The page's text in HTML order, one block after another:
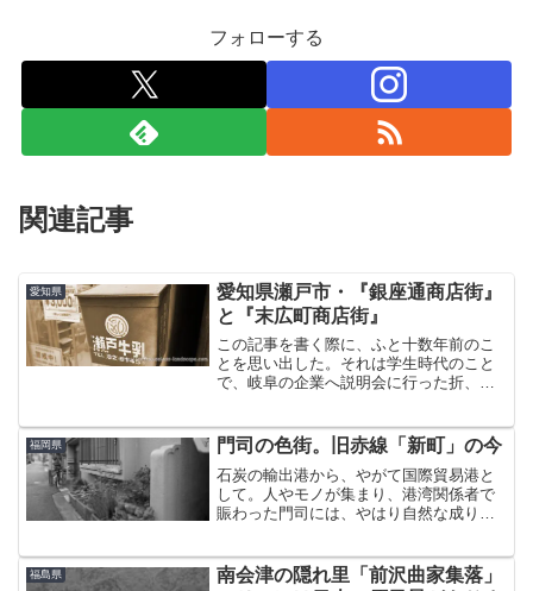
フォローする
関連記事
愛知県
愛知県瀬戸市・『銀座通商店街』
と『末広町商店街』
この記事を書く際に、ふと十数年前のこ
とを思い出した。それは学生時代のこと
で、岐阜の企業へ説明会に行った折、帰
の後、名古屋の企業に面接を受けに行っ
たときに、その彼の部屋に...
福岡県 門司の色街。旧赤線「新町」の今
石炭の輸出港から、やがて国際貿易港と
して。人やモノが集まり、港湾関係者で
賑わった門司には、やはり自然な成り行
これについては日を改めてきちんと調べ
福島県
南会津の隠れ里「前沢曲家集落」